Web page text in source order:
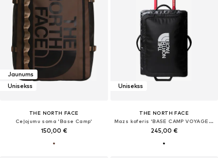
Jaunums
Unisekss
THE NORTH FACE
Ceļojumu soma 'Base Camp'
150,00 €
Unisekss
THE NORTH FACE
Mazs koferis 'BASE CAMP VOYAGER 21'
245,00 €